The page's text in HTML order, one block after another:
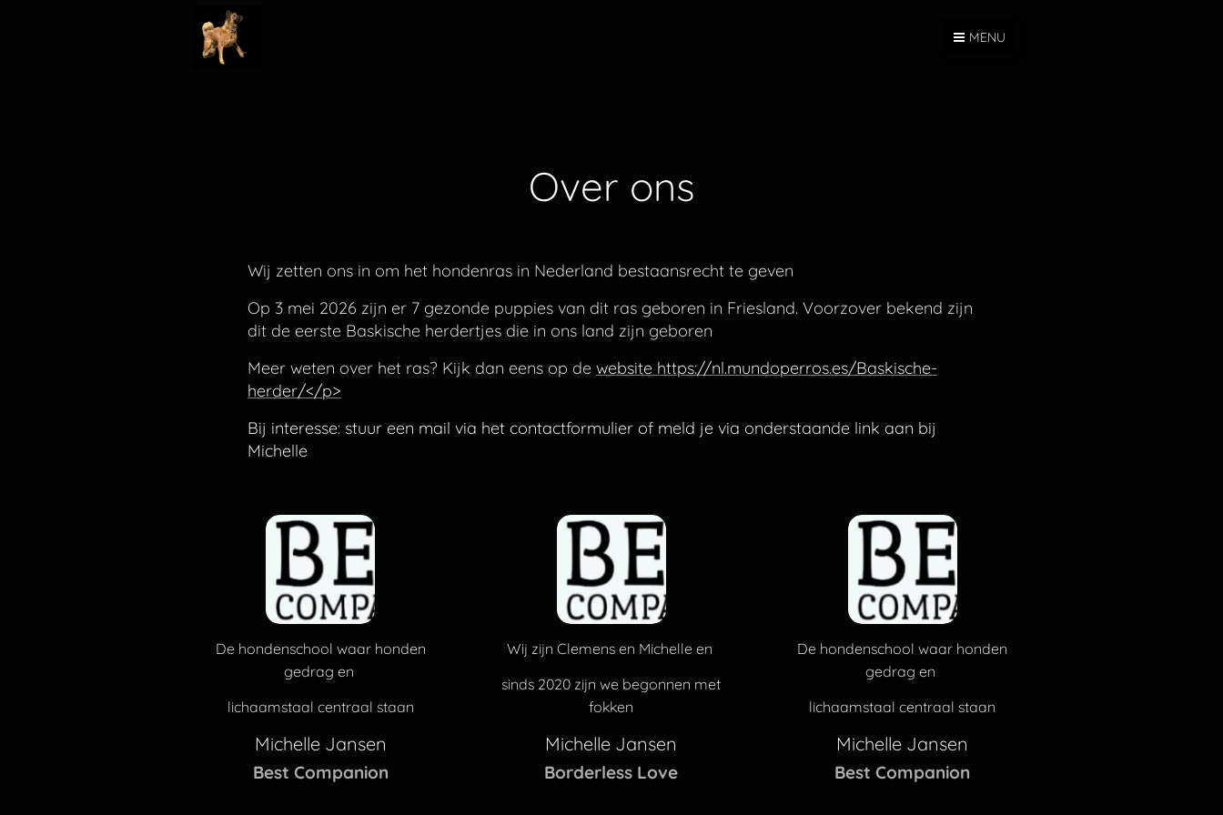
MENU
Over ons
Wij zetten ons in om het hondenras in Nederland bestaansrecht te geven
Op 3 mei 2026 zijn er 7 gezonde puppies van dit ras geboren in Friesland. Voorzover bekend zijn
dit de eerste Baskische herdertjes die in ons land zijn geboren
Meer weten over het ras? Kijk dan eens op de website https://nl.mundoperros.es/Baskische-
herder/</p>
Bij interesse: stuur een mail via het contactformulier of meld je via onderstaande link aan bij
Michelle
De hondenschool waar honden
gedrag en
lichaamstaal centraal staan
Michelle Jansen
Best Companion
Wij zijn Clemens en Michelle en
sinds 2020 zijn we begonnen met
fokken
Michelle Jansen
Borderless Love
De hondenschool waar honden
gedrag en
lichaamstaal centraal staan
Michelle Jansen
Best Companion